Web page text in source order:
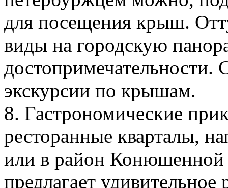
для посещения крыш.
виды на городскую
достопримечательности.
экскурсии по крышам.
8. Гастрономические
ресторанные кварталы,
или в район Конюшенной
предлагает удивительное